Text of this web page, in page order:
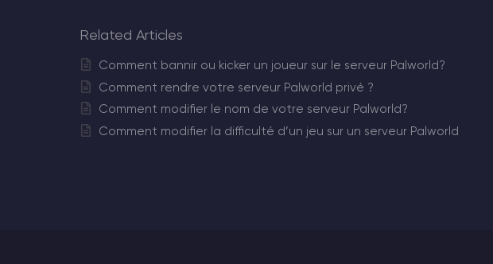
Related Articles
Comment bannir ou kicker un joueur sur le serveur Palworld?
Comment rendre votre serveur Palworld privé ?
Comment modifier le nom de votre serveur Palworld?
Comment modifier la difficulté d’un jeu sur un serveur Palworld